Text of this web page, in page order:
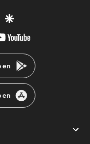
twittergoogle
youtube-
en
en